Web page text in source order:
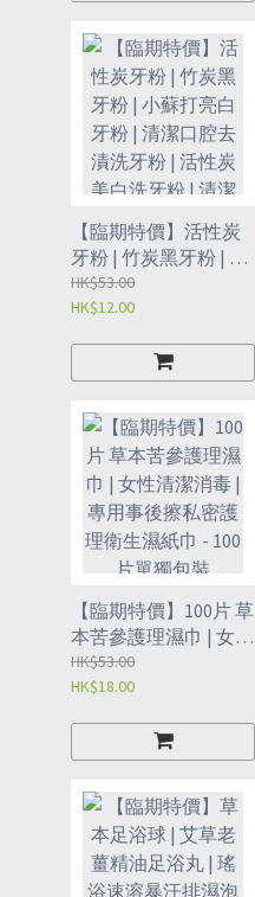
【臨期特價】活性炭
牙粉 | 竹炭黑牙粉 | 小
蘇打亮白牙粉 | 清潔口
腔去漬洗牙粉 | 活性炭
品- 黑牙粉（VHK）
HK$53.00
HK$12.00
【臨期特價】100片 草
本苦參護理濕巾 | 女性
清潔消毒 | 專用事後擦
私密護理衛生濕紙巾 -
HK$53.00
HK$18.00